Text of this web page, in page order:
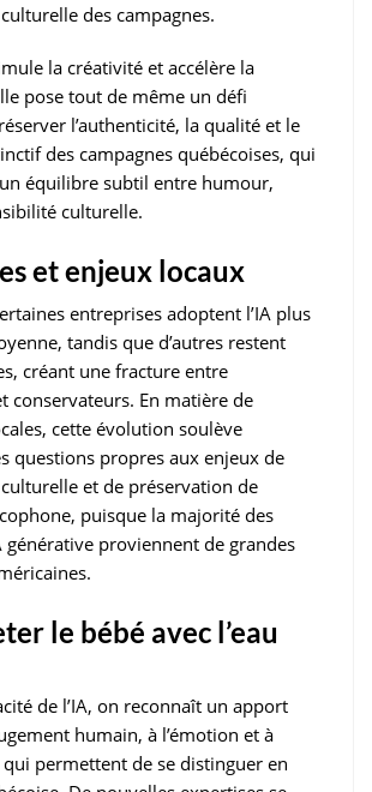
des campagnes.
la créativité et accélère la
pose tout de même un défi
l’authenticité, la qualité et le
des campagnes québécoises, qui
équilibre subtil entre humour,
culturelle.
et enjeux locaux
entreprises adoptent l’IA plus
tandis que d’autres restent
créant une fracture entre
conservateurs. En matière de
cette évolution soulève
questions propres aux enjeux de
et de préservation de
puisque la majorité des
générative proviennent de grandes
le bébé avec l’eau
de l’IA, on reconnaît un apport
humain, à l’émotion et à
qui permettent de se distinguer en